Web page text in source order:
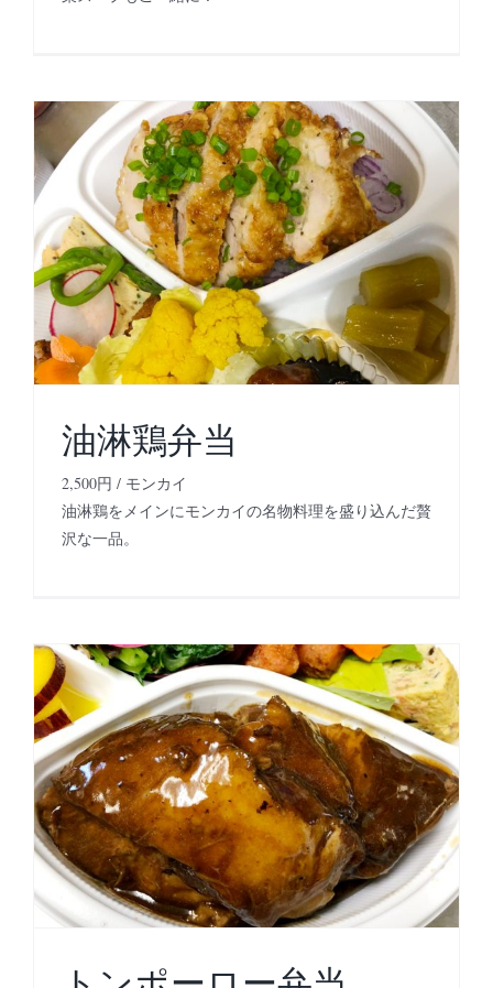
油淋鶏弁当
2,500円 / モンカイ
油淋鶏をメインにモンカイの名物料理を盛り込んだ贅
沢な一品。